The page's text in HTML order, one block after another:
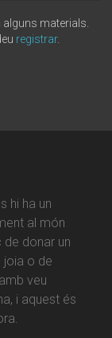
materials.
registrar.
hi ha un
al món
de donar un
joia o de
veu
i aquest és